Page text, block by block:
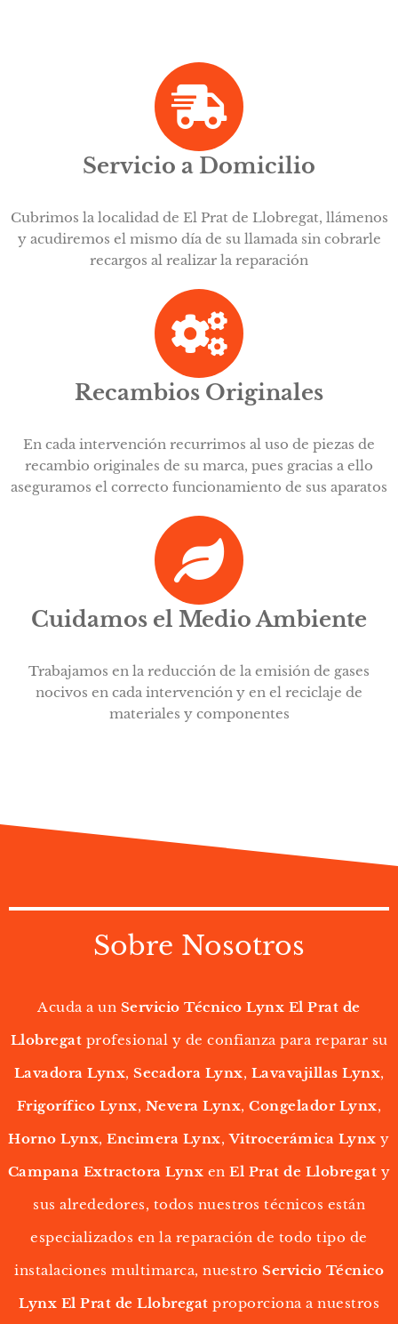
Servicio a Domicilio
Cubrimos la localidad de El Prat de Llobregat, llámenos
y acudiremos el mismo día de su llamada sin cobrarle
recargos al realizar la reparación
Recambios Originales
En cada intervención recurrimos al uso de piezas de
recambio originales de su marca, pues gracias a ello
aseguramos el correcto funcionamiento de sus aparatos
Cuidamos el Medio Ambiente
Trabajamos en la reducción de la emisión de gases
nocivos en cada intervención y en el reciclaje de
materiales y componentes
Sobre Nosotros
Acuda a un Servicio Técnico Lynx El Prat de
Llobregat profesional y de confianza para reparar su
Lavadora Lynx, Secadora Lynx, Lavavajillas Lynx,
Frigorífico Lynx, Nevera Lynx,Congelador Lynx,
Horno Lynx,Encimera Lynx,Vitrocerámica Lynx y
Campana Extractora Lynx enEl Prat de Llobregat y
sus alrededores, todos nuestros técnicos están
especializados en la reparación de todo tipo de
instalaciones multimarca, nuestro Servicio Técnico
Lynx El Prat de Llobregat proporciona a nuestros